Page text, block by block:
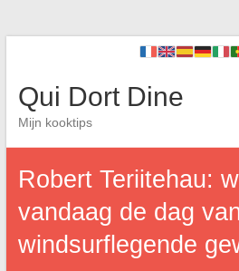
Qui Dort Dine
Mijn kooktips
Robert Teriitehau:
vandaag de dag
windsurflegende